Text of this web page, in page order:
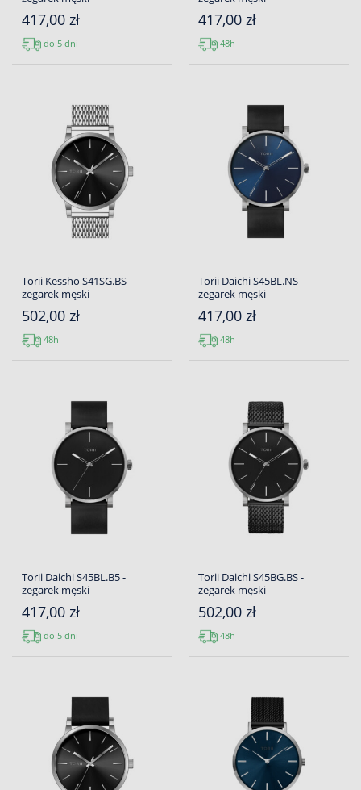
417,00 zł
do 5 dni
417,00 zł
48h
Torii Kessho S41SG.BS -
zegarek męski
502,00 zł
48h
Torii Daichi S45BL.NS -
zegarek męski
417,00 zł
48h
Torii Daichi S45BL.B5 -
zegarek męski
417,00 zł
do 5 dni
Torii Daichi S45BG.BS -
zegarek męski
502,00 zł
48h